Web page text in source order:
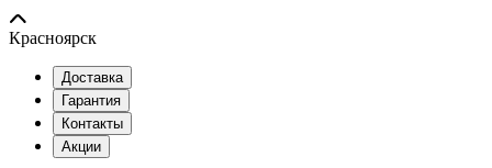
Красноярск
Доставка
Гарантия
Контакты
Акции